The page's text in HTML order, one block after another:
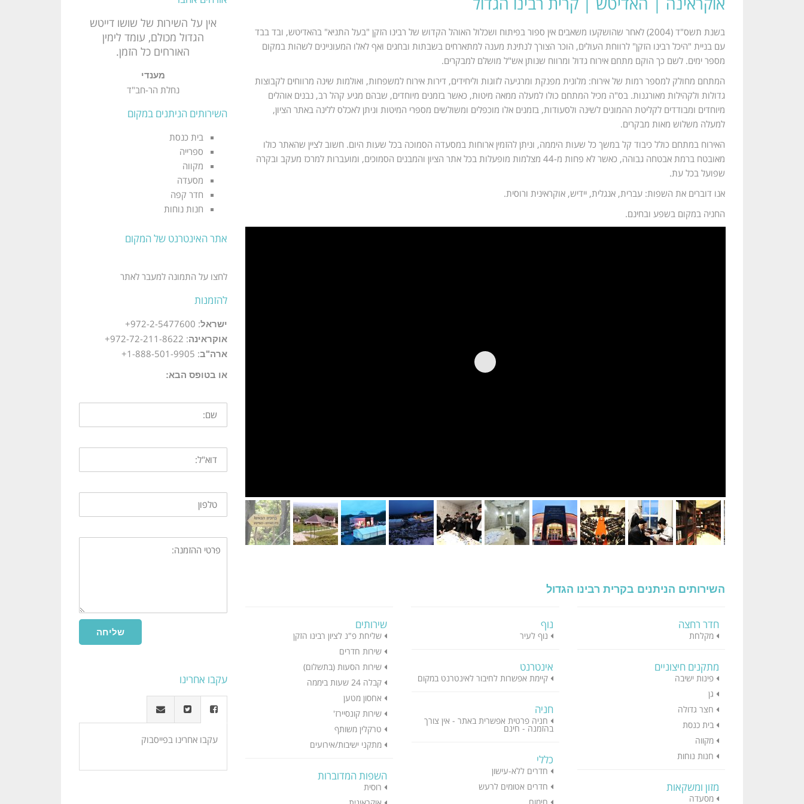
בשנת תשס"ד (2004) לאחר שהושקעו משאבים אין ספור בפיתוח ושכלול האוהל הקדוש של רבינו הזקן "בעל התניא" בהאדיטש, ובד בבד
עם בניית "היכל רבינו הזקן" לרווחת העולים, הוכר הצורך לנתינת מענה למתארחים בשבתות ובחגים ואף לאלו המעוניינים לשהות במקום
מספר ימים. לשם כך הוקם מתחם אירוח גדול ומרווח שנותן אש"ל מושלם למבקרים.
המתחם מחולק למספר רמות של אירוח: מלונית מפנקת ומרגיעה לזוגות וליחידים, דירות אירוח למשפחות, ואולמות שינה מרווחים לקבוצות
גדולות ולקהילות מאורגנות. בס"ה מכיל המתחם כולו למעלה ממאה מיטות, כאשר בזמנים מיוחדים, שבהם מגיע קהל רב, נבנים אוהלים
מיוחדים ומבודדים לקליטת ההמונים לשינה ולסעודות, בזמנים אלו מוכפלים ומשולשים מספרי המיטות וניתן לאכלס ללינה באתר הציון,
למעלה משלוש מאות מבקרים.
האירוח במתחם כולל כיבוד קל במשך כל שעות היממה, וניתן להזמין ארוחות במסעדה הסמוכה בכל שעות היום. חשוב לציין שהאתר כולו
מאובטח ברמת אבטחה גבוהה, כאשר לא פחות מ-44 מצלמות מופעלות בכל אתר הציון והמבנים הסמוכים, ומועברות למרכז מעקב ובקרה
שפועל בכל עת.
אנו דוברים את השפות: עברית, אנגלית, יידיש, אוקראינית ורוסית.
החניה במקום בשפע ובחינם.
השירותים הניתנים בקרית רבינו הגדול
חדר רחצה
מקלחת
מתקנים חיצוניים
פינות ישיבה
גן
חצר גדולה
בית כנסת
מקווה
חנות נוחות
מזון ומשקאות
מסעדה
נוף
נוף לעיר
אינטרנט
קיימת אפשרות לחיבור לאינטרנט במקום
חניה
חניה פרטית אפשרית באתר - אין צורך
בהזמנה - חינם
כללי
חדרים ללא-עישון
חדרים אטומים לרעש
שירותים
שליחת פ"נ לציון רבינו הזקן
שירות חדרים
שירות הסעות (בתשלום)
קבלה 24 שעות ביממה
אחסון מטען
שירות קונסיירז'
טרקלין משותף
מתקני ישיבות/אירועים
השפות המדוברות
רוסית
אין על השירות של שושו דייטש
הגדול מכולם, עומד לימין
האורחים כל הזמן.
מענדי
נחלת הר-חב"ד
רגעים של שקט וקדושה
עילאית במחיצת רבינו הגדול.
שווה להגיע. הייתה לנו חוויה
משפחת הלפרין
השירותים הניתנים במקום
בית כנסת
ספרייה
מקווה
מסעדה
חדר קפה
חנות נוחות
אתר האינטרנט של המקום
לחצו על התמונה למעבר לאתר
להזמנות
ישראל: 972-2-5477600+
אוקראינה: 972-72-211-8622+
ארה"ב: 1-888-501-9905+
או בטופס הבא:
שליחה
עקבו אחרינו
עקבו אחרינו בפייסבוק